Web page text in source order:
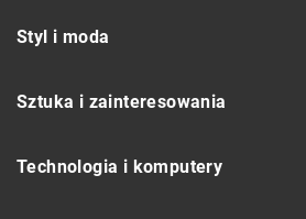
Styl i moda
Sztuka i zainteresowania
Technologia i komputery